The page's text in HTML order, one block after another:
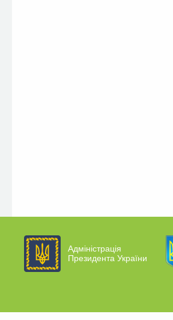
Адміністрація
Президента України